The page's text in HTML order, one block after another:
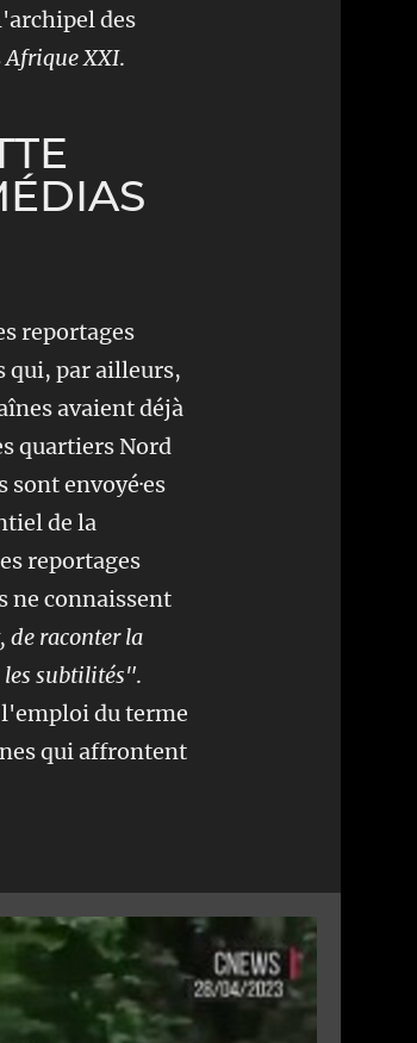
des
Afrique XXI.
reportages
qui, par ailleurs,
avaient déjà
quartiers Nord
envoyé·es
de la
reportages
ne connaissent
de raconter la
les subtilités".
du terme
qui affrontent